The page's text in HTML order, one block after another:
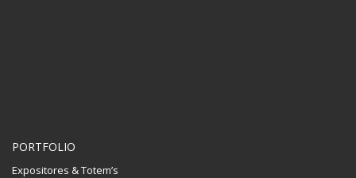
PORTFOLIO
Expositores & Totem’s